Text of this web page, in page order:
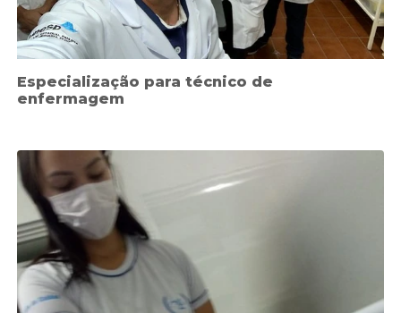
Especialização para técnico de
enfermagem